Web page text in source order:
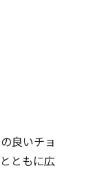
良いチョ
ともに広